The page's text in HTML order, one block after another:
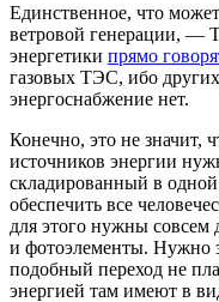
Единственное, что
ветровой генерации, —
энергетики прямо
газовых ТЭС, ибо
энергоснабжение нет.
Конечно, это не значит,
источников энергии
складированный в
обеспечить все
для этого нужны совсем
и фотоэлементы. Нужно
подобный переход не
энергией там имеют в